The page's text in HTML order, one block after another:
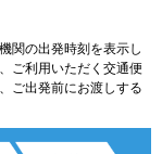
関の出発時刻を表示し
ご利用いただく交通便
ご出発前にお渡しする